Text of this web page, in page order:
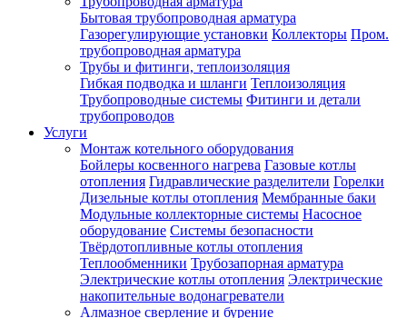
Бытовая трубопроводная арматура
Газорегулирующие установки Коллекторы Пром.
трубопроводная арматура
Трубы и фитинги, теплоизоляция
Гибкая подводка и шланги Теплоизоляция
Трубопроводные системы Фитинги и детали
трубопроводов
Услуги
Монтаж котельного оборудования
Бойлеры косвенного нагрева Газовые котлы
отопления Гидравлические разделители Горелки
Дизельные котлы отопления Мембранные баки
Модульные коллекторные системы Насосное
оборудование Системы безопасности
Твёрдотопливные котлы отопления
Теплообменники Трубозапорная арматура
Электрические котлы отопления Электрические
накопительные водонагреватели
Алмазное сверление и бурение